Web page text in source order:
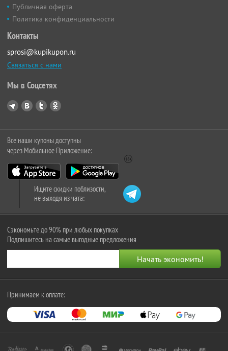
Публичная оферта
Политика конфиденциальности
Контакты
sprosi@kupikupon.ru
Связаться с нами
Мы в Соцсетях
Все наши купоны доступны
через Мобильное Приложение:
Ищите скидки поблизости,
не выходя из чата:
Сэкономьте до 90% при любых покупках
Подпишитесь на самые выгодные предложения
Принимаем к оплате: